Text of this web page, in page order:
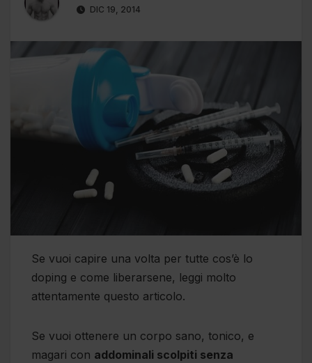
DIC 19, 2014
Se vuoi capire una volta per tutte cos’è lo
doping e come liberarsene, leggi molto
attentamente questo articolo.
Se vuoi ottenere un corpo sano, tonico, e
magari con addominali scolpiti senza